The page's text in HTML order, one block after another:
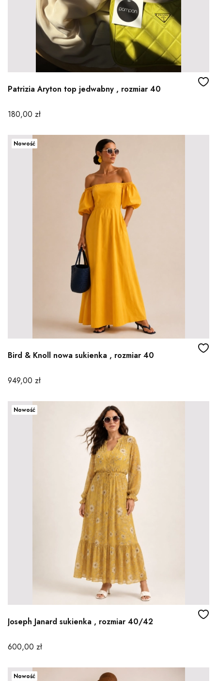
Patrizia Aryton top jedwabny , rozmiar 40
Cena
180,00 zł
Nowość
Bird & Knoll nowa sukienka , rozmiar 40
Cena
949,00 zł
Nowość
Joseph Janard sukienka , rozmiar 40/42
Cena
600,00 zł
Nowość